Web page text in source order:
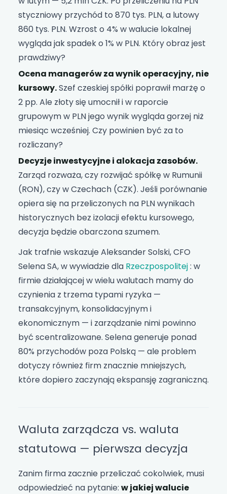
styczniowy przychód to 870 tys. PLN, a lutowy
860 tys. PLN. Wzrost o 4% w walucie lokalnej
wygląda jak spadek o 1% w PLN. Który obraz jest
prawdziwy?
Ocena managerów za wynik operacyjny, nie
kursowy.Szef czeskiej spółki poprawił marżę o
2 pp. Ale złoty się umocnił i w raporcie
grupowym w PLN jego wynik wygląda gorzej niż
miesiąc wcześniej. Czy powinien być za to
rozliczany?
Decyzje inwestycyjne i alokacja zasobów.
Zarząd rozważa, czy rozwijać spółkę w Rumunii
(RON), czy w Czechach (CZK). Jeśli porównanie
opiera się na przeliczonych na PLN wynikach
historycznych bez izolacji efektu kursowego,
decyzja będzie obarczona szumem.
Jak trafnie wskazuje Aleksander Solski, CFO
Selena SA, w wywiadzie dla Rzeczpospolitej: w
firmie działającej w wielu walutach mamy do
czynienia z trzema typami ryzyka —
transakcyjnym, konsolidacyjnym i
ekonomicznym — i zarządzanie nimi powinno
być scentralizowane. Selena generuje ponad
80% przychodów poza Polską — ale problem
dotyczy również firm znacznie mniejszych,
które dopiero zaczynają ekspansję zagraniczną.
Waluta zarządcza vs. waluta
statutowa — pierwsza decyzja
Zanim firma zacznie przeliczać cokolwiek, musi
odpowiedzieć na pytanie: w jakiej walucie